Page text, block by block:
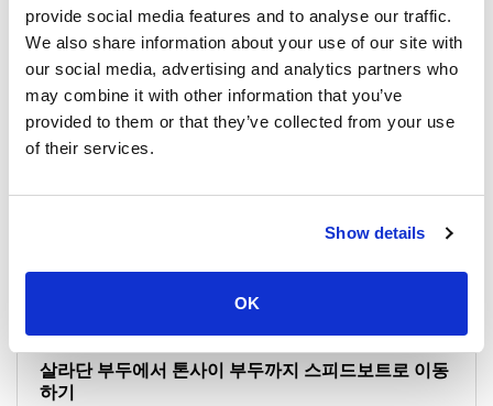
provide social media features and to analyse our traffic.
We also share information about your use of our site with
our social media, advertising and analytics partners who
may combine it with other information that you’ve
provided to them or that they’ve collected from your use
of their services.
Show details
OK
로, 코피피 섬의 주요 부두입니다. 이 부두는
피피돈 섬 북쪽에 위치하며, 하루 종일 붐비지만 마지막 페리나 스
피드보트가 출발한 후에는 한결 조용해집니다.
동할 수 있습니다. 이 서비스는 두 주요 지점 간 원활하고 아름다운
살라단 부두에서 톤사이 부두까지 스피드보트로 이동
하기